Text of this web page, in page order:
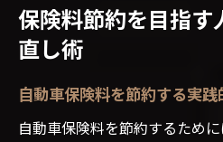
保険料節約を目指す
直し術
自動車保険料を節約する実
自動車保険料を節約するため